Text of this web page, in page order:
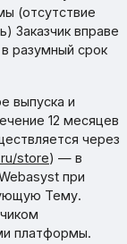
(отсутствие
Заказчик вправе
разумный срок
выпуска и
12 месяцев
через
store) — в
при
Тему.
платформы.